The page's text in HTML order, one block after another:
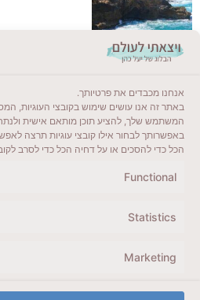
אנחנו מכבדים את פרטיותך.
באתר זה אנו עושים שימוש בקובצי העוגיות,
המשתמש שלך, להציע תוכן מותאם אישית
באפשרותך לבחור אילו קובצי עוגיות תרצה
הכל כדי להסכים או על דחיה הכל כדי לסרב
Functional
Statistics
Marketing
ייעדים מומלצים
מדריכים ועזרים
לשליחת הודעת וואטסאפ
veyatsati.laolam@gmail.com